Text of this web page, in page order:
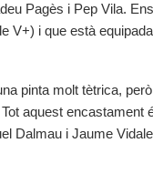
Pagès i Pep Vila.
V+) i que està
pinta molt tètrica,
aquest
Dalmau i Jaume